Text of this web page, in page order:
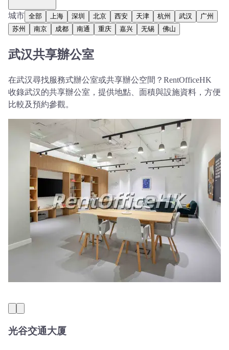
城市 全部 上海 深圳 北京 西安 天津 杭州 武汉
广州
苏州
南京 成都 南通 重庆 嘉兴 无锡 佛山
武汉共享辦公室
在武汉尋找服務式辦公室或共享辦公空間？RentOfficeHK
收錄武汉的共享辦公室，提供地點、面積與設施資料，方便
比較及預約參觀。
光谷交通大厦